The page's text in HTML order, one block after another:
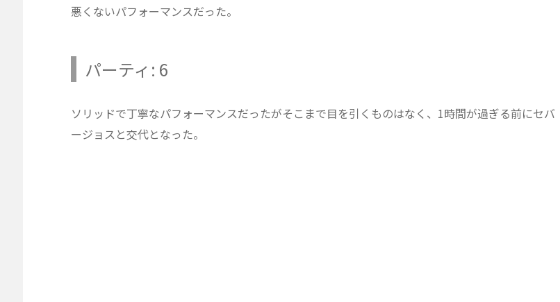
悪くないパフォーマンスだった。
パーティ: 6
ソリッドで丁寧なパフォーマンスだったがそこまで目を引くものはなく、1時間が過ぎる前にセバ
ージョスと交代となった。